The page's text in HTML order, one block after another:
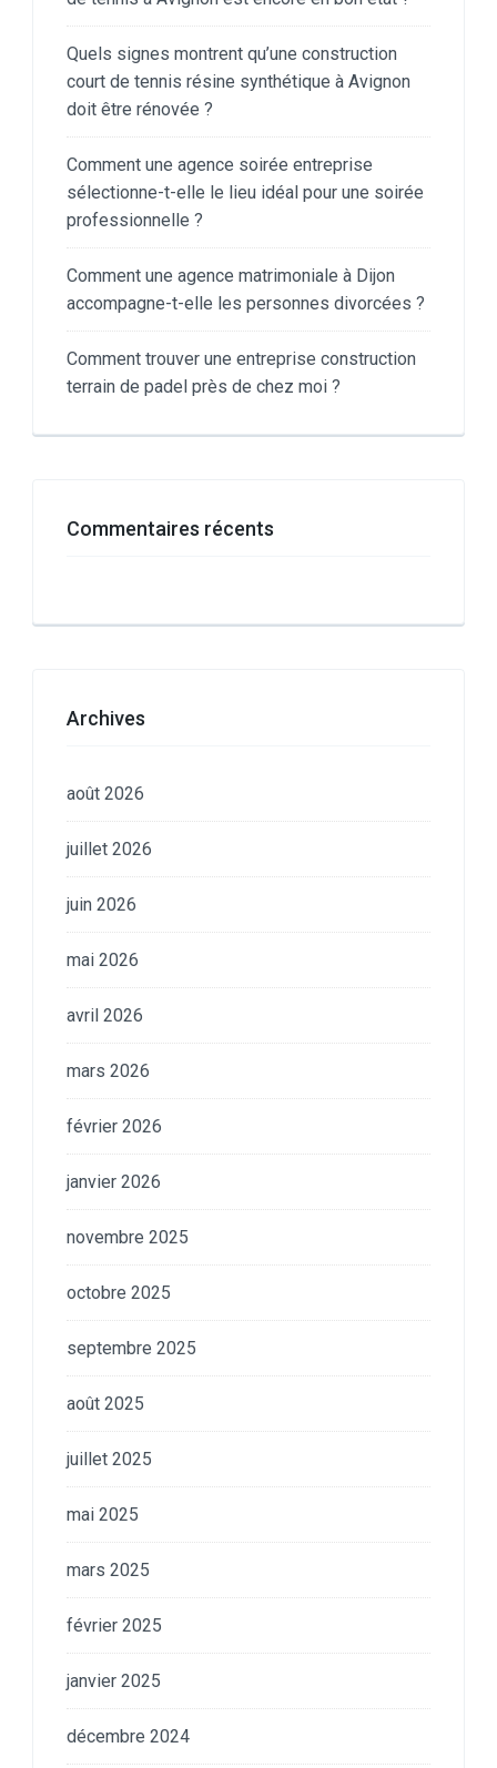
Quels signes montrent qu’une construction
court de tennis résine synthétique à Avignon
doit être rénovée ?
Comment une agence soirée entreprise
sélectionne-t-elle le lieu idéal pour une soirée
professionnelle ?
Comment une agence matrimoniale à Dijon
accompagne-t-elle les personnes divorcées ?
Comment trouver une entreprise construction
terrain de padel près de chez moi ?
Commentaires récents
Archives
août 2026
juillet 2026
juin 2026
mai 2026
avril 2026
mars 2026
février 2026
janvier 2026
novembre 2025
octobre 2025
septembre 2025
août 2025
juillet 2025
mai 2025
mars 2025
février 2025
janvier 2025
décembre 2024